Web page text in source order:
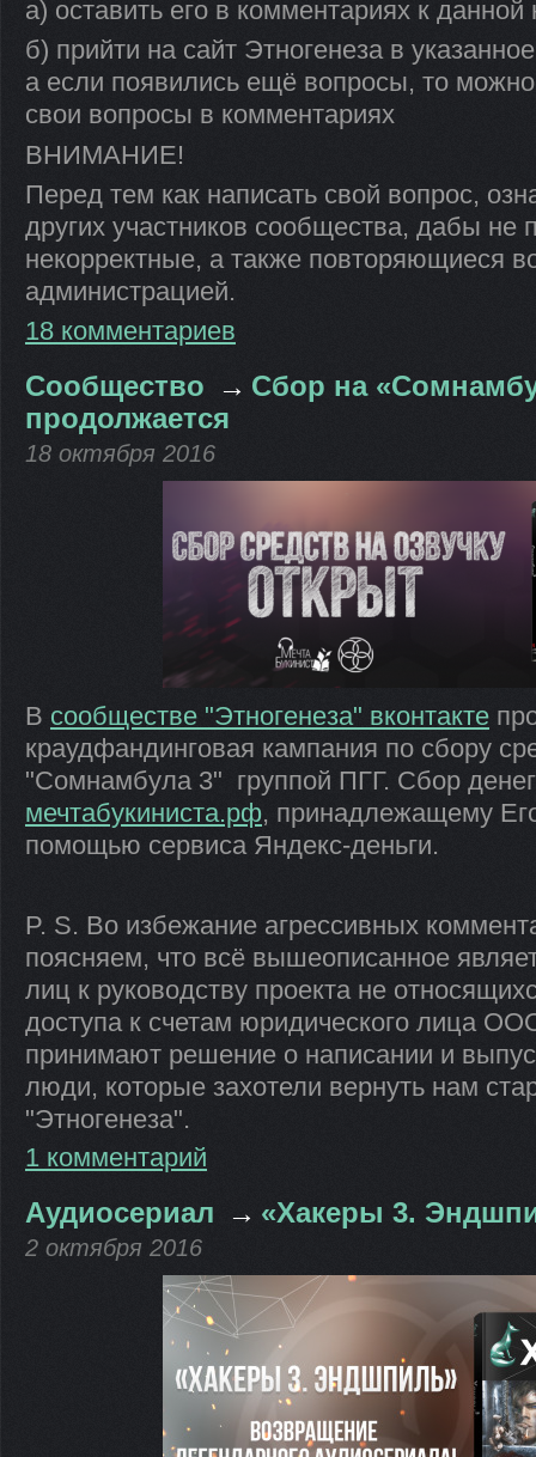
а) оставить его в комментариях к данной
б) прийти на сайт Этногенеза в
а если появились ещё вопросы, то можно
свои вопросы в комментариях
ВНИМАНИЕ!
Перед тем как написать свой вопрос,
других участников сообщества, дабы не
некорректные, а также повторяющиеся
администрацией.
18 комментариев
Сообщество → Сбор на
продолжается
18 октября 2016
В сообществе "Этногенеза" вконтакте
краудфандинговая кампания по сбору
"Сомнамбула 3" группой ПГГ. Сбор
мечтабукиниста.рф, принадлежащему
помощью сервиса Яндекс-деньги.
P. S. Во избежание агрессивных
поясняем, что всё вышеописанное
лиц к руководству проекта не
доступа к счетам юридического лица
принимают решение о написании и
люди, которые захотели вернуть нам
"Этногенеза".
1 комментарий
Аудиосериал → «Хакеры 3.
2 октября 2016